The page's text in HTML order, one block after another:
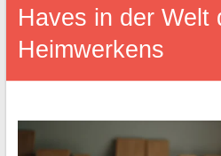
Haves in der Welt
Heimwerkens